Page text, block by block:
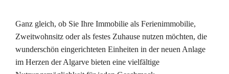
Ganz gleich, ob Sie Ihre Immobilie als Ferienimmobilie,
Zweitwohnsitz oder als festes Zuhause nutzen möchten, die
wunderschön eingerichteten Einheiten in der neuen Anlage
im Herzen der Algarve bieten eine vielfältige